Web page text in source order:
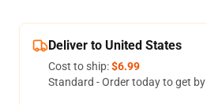
Deliver to United States
Cost to ship:$6.99
Standard - Order today to get by